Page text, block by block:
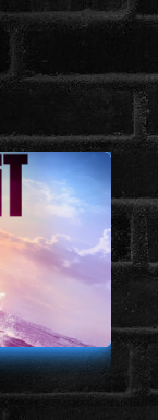
Az oldal nem tárol
forrásból származik |